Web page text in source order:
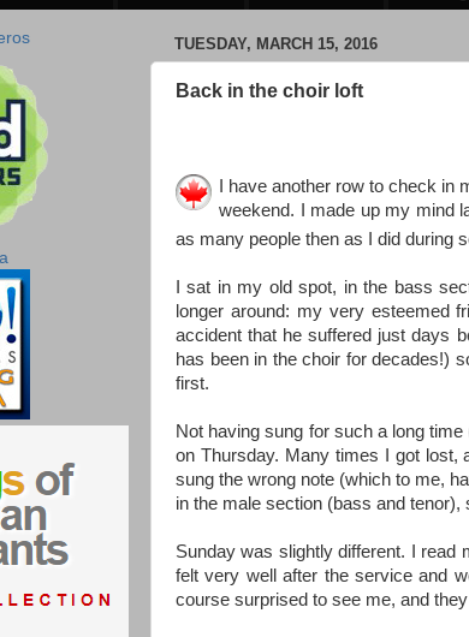
TUESDAY, MARCH 15, 2016
Back in the choir loft
I have another row to check in
weekend. I made up my mind
as many people then as I did during
I sat in my old spot, in the bass
longer around: my very esteemed
accident that he suffered just days
has been in the choir for decades!)
first.
Not having sung for such a long
on Thursday. Many times I got lost,
sung the wrong note (which to me,
in the male section (bass and
Sunday was slightly different. I read
felt very well after the service and
course surprised to see me, and